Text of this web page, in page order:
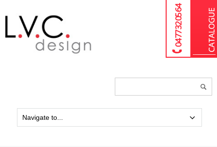
04 77 32 05 64